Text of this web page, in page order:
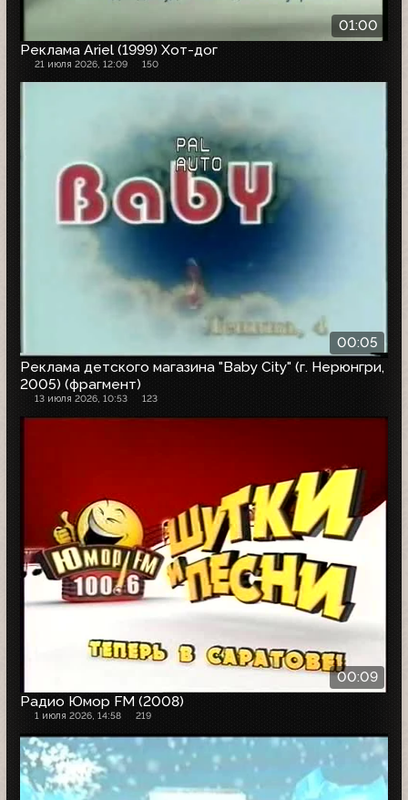
01:00
Реклама Ariel (1999) Хот-дог
21 июля 2026, 12:09 150
00:05
Реклама детского магазина "Baby City" (г. Нерюнгри,
2005) (фрагмент)
13 июля 2026, 10:53 123
00:09
Радио Юмор FM (2008)
1 июля 2026, 14:58 219